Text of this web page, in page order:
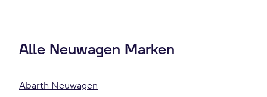
Alle Neuwagen Marken
Abarth Neuwagen